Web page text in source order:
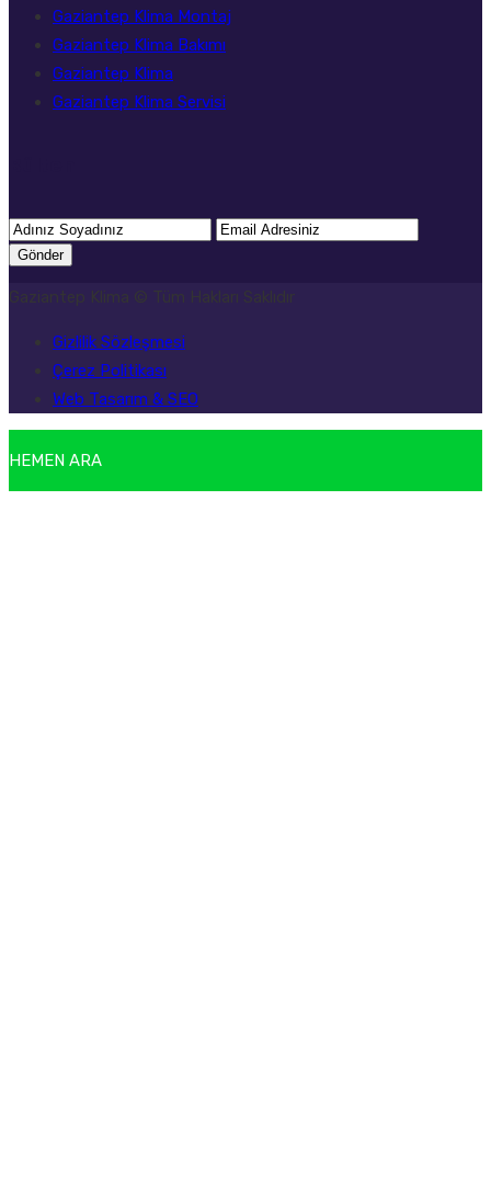
Gaziantep Klima Montaj
Gaziantep Klima Bakımı
Gaziantep Klima
Gaziantep Klima Servisi
Gönder
Gaziantep Klima © Tüm Hakları Saklıdır
Gizlilik Sözleşmesi
Çerez Politikası
Web Tasarım & SEO
HEMEN ARA